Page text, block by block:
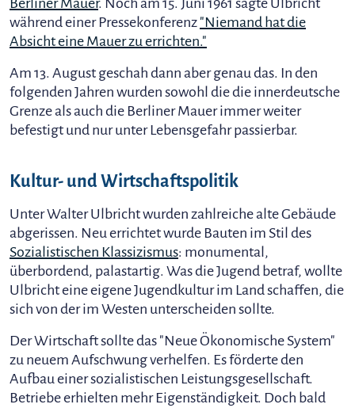
Berliner Mauer. Noch am 15. Juni 1961 sagte Ulbricht
während einer Pressekonferenz "Niemand hat die
Absicht eine Mauer zu errichten."
Am 13. August geschah dann aber genau das. In den
folgenden Jahren wurden sowohl die die innerdeutsche
Grenze als auch die Berliner Mauer immer weiter
befestigt und nur unter Lebensgefahr passierbar.
Kultur- und Wirtschaftspolitik
Unter Walter Ulbricht wurden zahlreiche alte Gebäude
abgerissen. Neu errichtet wurde Bauten im Stil des
Sozialistischen Klassizismus: monumental,
überbordend, palastartig. Was die Jugend betraf, wollte
Ulbricht eine eigene Jugendkultur im Land schaffen, die
sich von der im Westen unterscheiden sollte.
Der Wirtschaft sollte das "Neue Ökonomische System"
zu neuem Aufschwung verhelfen. Es förderte den
Aufbau einer sozialistischen Leistungsgesellschaft.
Betriebe erhielten mehr Eigenständigkeit. Doch bald